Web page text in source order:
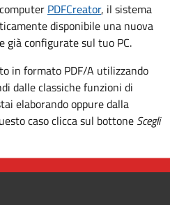
PDFCreator, il sistema
disponibile una nuova
configurate sul tuo PC.
in formato PDF/A utilizzando
dalle classiche funzioni di
elaborando oppure dalla
caso clicca sul bottone Scegli